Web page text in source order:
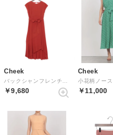
Cheek
￥9,680
Cheek
￥11,000